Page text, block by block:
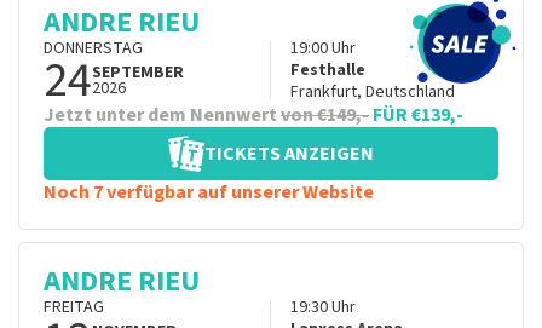
ANDRE RIEU
DONNERSTAG
24SEPTEMBER
2026
19:00Uhr
Festhalle
Frankfurt, Deutschland
Jetzt unter dem Nennwertvon €149,-FÜR €139,-
TICKETS ANZEIGEN
Noch 7 verfügbar auf unserer Website
ANDRE RIEU
FREITAG 19:30Uhr